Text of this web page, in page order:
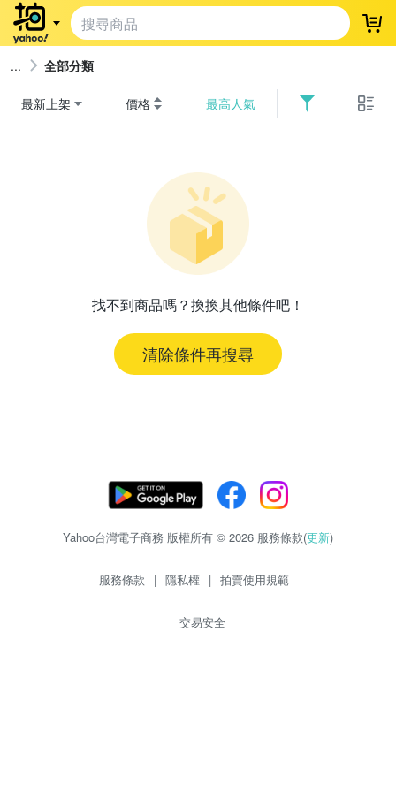
登
全部分類
最新上架 價格 最高人氣
找不到商品嗎？換換其他條件吧！
清除條件再搜尋
Yahoo台灣電子商務 版權所有 © 2026 服務條款(更新)
服務條款 | 隱私權 | 拍賣使用規範
交易安全